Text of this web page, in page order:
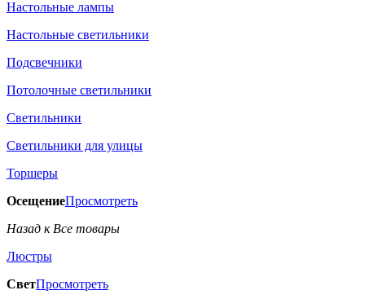
Настольные лампы
Настольные светильники
Подсвечники
Потолочные светильники
Светильники
Светильники для улицы
Торшеры
ОсещениеПросмотреть
Назад к Все товары
Люстры
СветПросмотреть